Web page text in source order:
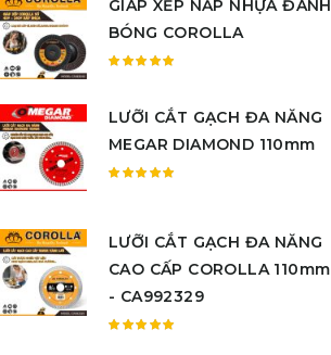
hạng
5.00 5
GIÁP XẾP NẮP NHỰA ĐÁNH
BÓNG COROLLA
hạng
5.005
LƯỠI CẮT GẠCH ĐA NĂNG
MEGAR DIAMOND 110mm
5.00 5
sao
LƯỠI CẮT GẠCH ĐA NĂNG
CAO CẤP COROLLA 110mm
- CA992329